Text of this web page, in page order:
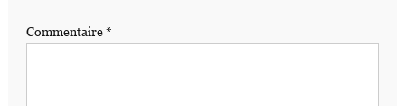
Commentaire*